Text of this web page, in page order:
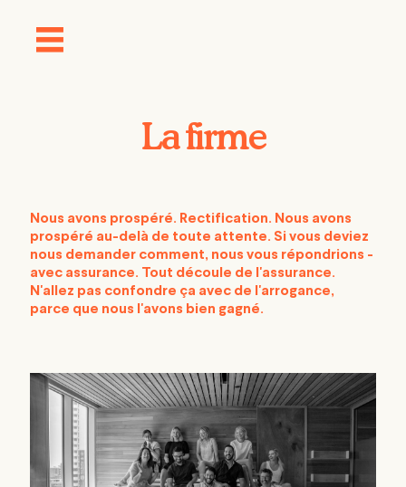
La firme
Nous avons prospéré. Rectification. Nous avons
prospéré au-delà de toute attente. Si vous deviez
nous demander comment, nous vous répondrions -
avec assurance. Tout découle de l'assurance.
N'allez pas confondre ça avec de l'arrogance,
parce que nous l'avons bien gagné.